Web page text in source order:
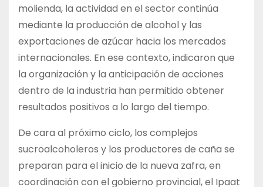
molienda, la actividad en el sector continúa
mediante la producción de alcohol y las
exportaciones de azúcar hacia los mercados
internacionales. En ese contexto, indicaron que
la organización y la anticipación de acciones
dentro de la industria han permitido obtener
resultados positivos a lo largo del tiempo.
De cara al próximo ciclo, los complejos
sucroalcoholeros y los productores de caña se
preparan para el inicio de la nueva zafra, en
coordinación con el gobierno provincial, el Ipaat